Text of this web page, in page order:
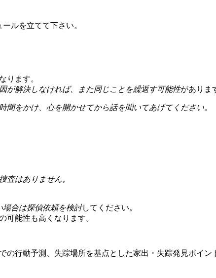
ルを立てて下さい。
ります。
が解決しなければ、また同じことを繰返す可能性がありま
間をかけ、心を開かせてから話を聞いてあげてください。
査はありません。
場合は探偵依頼を検討してください。
可能性も高くなります。
の行動予測、失踪場所を基点とした家出・失踪発見ポイ